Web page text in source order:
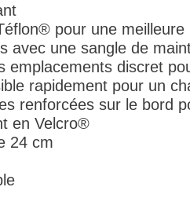
pour une
avec une sangle de
emplacements discret
rapidement pour un
renforcées sur le bord
en Velcro®
24 cm